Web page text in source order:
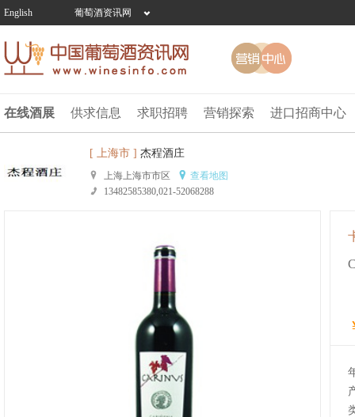
English 葡萄酒资讯网
在线酒展 供求信息 求职招聘 营销探索 进口招商中心
[ 上海市 ] 杰程酒庄
上海上海市市区
查看地图
13482585380,021-52068288